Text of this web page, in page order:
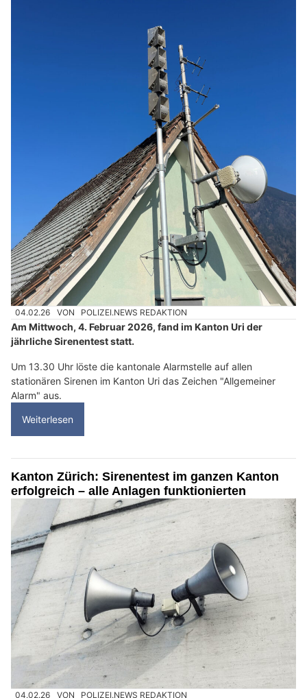
04.02.26 VON POLIZEI.NEWS REDAKTION
Am Mittwoch, 4. Februar 2026, fand im Kanton Uri der
jährliche Sirenentest statt.
Um 13.30 Uhr löste die kantonale Alarmstelle auf allen
stationären Sirenen im Kanton Uri das Zeichen "Allgemeiner
Alarm" aus.
Weiterlesen
Kanton Zürich: Sirenentest im ganzen Kanton
erfolgreich – alle Anlagen funktionierten
04.02.26 VON POLIZEI.NEWS REDAKTION